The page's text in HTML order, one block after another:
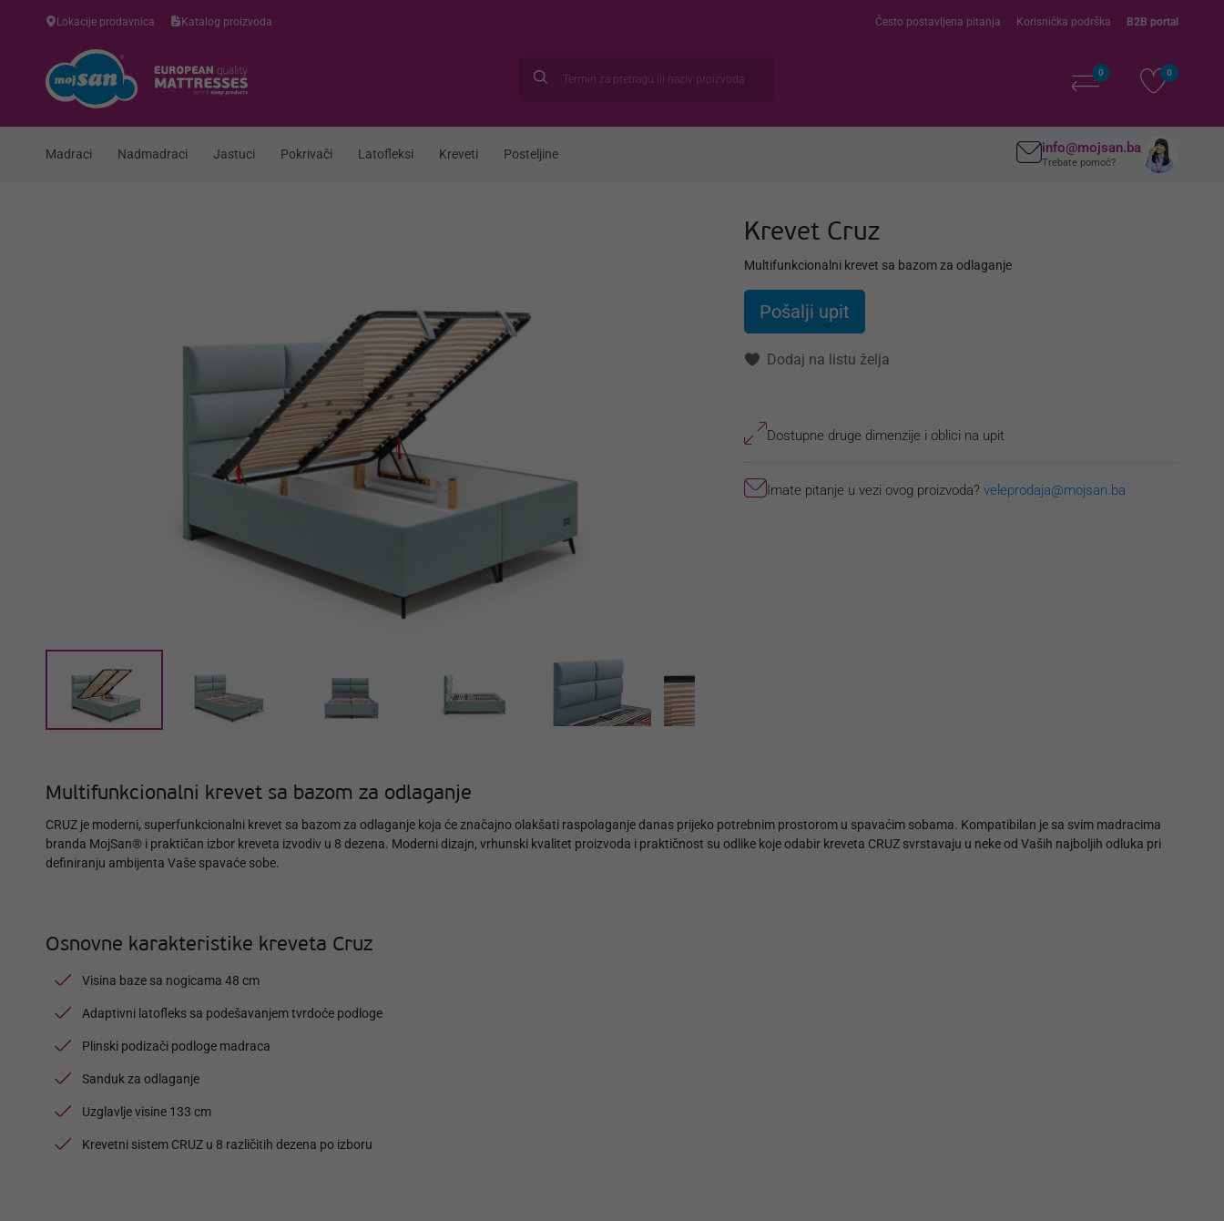
Lokacije prodavnica Katalog proizvoda Često postavljena pitanja Korisnička podrška B2B portal
0 0
Madraci Nadmadraci Jastuci Pokrivači Latofleksi Kreveti Posteljine info@mojsan.ba
Trebate pomoć?
Krevet Cruz
Multifunkcionalni krevet sa bazom za odlaganje
Pošalji upit
Dodaj na listu želja
Dostupne druge dimenzije i oblici na upit
Imate pitanje u vezi ovog proizvoda?veleprodaja@mojsan.ba
Multifunkcionalni krevet sa bazom za odlaganje
CRUZ je moderni, superfunkcionalni krevet sa bazom za odlaganje koja će značajno olakšati raspolaganje danas prijeko potrebnim prostorom u spavaćim sobama. Kompatibilan je sa svim madracima
branda MojSan® i praktičan izbor kreveta izvodiv u 8 dezena. Moderni dizajn, vrhunski kvalitet proizvoda i praktičnost su odlike koje odabir kreveta CRUZ svrstavaju u neke od Vaših najboljih odluka pri
definiranju ambijenta Vaše spavaće sobe.
Osnovne karakteristike kreveta Cruz
Visina baze sa nogicama 48 cm
Adaptivni latofleks sa podešavanjem tvrdoće podloge
Plinski podizači podloge madraca
Sanduk za odlaganje
Uzglavlje visine 133 cm
Krevetni sistem CRUZ u 8 različitih dezena po izboru